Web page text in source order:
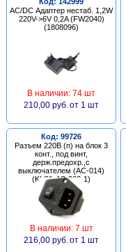
AC/DC Адаптер нестаб. 1,2W
220V->6V 0,2A (FW2040)
(1808096)
В наличии: 74 шт
210,00 руб. от 1 шт
Код: 99726
Разъем 220В (п) на блок 3
конт., под винт,
держ.предохр.,с
выключателем (AC-014)
(KLS1-AS-303-1)
В наличии: 7 шт
216,00 руб. от 1 шт